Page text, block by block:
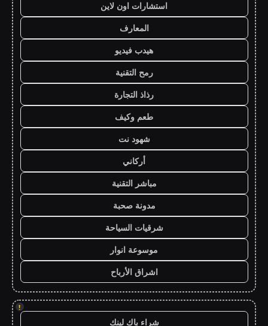
استشارات اون لاين
المعارف
هيدب فيديو
رمح التقنية
رذاذ التجارة
طعم وكيف
شهود نت
أركاني
مباشر التقنية
مدونة صحبة
شرقيات السياحة
موسوعة انوار
اشراق الأرباح
!
شراء باك لينك